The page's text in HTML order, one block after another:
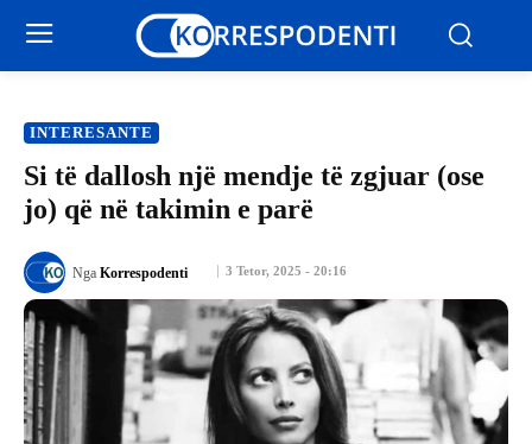
INTERESANTE
Si të dallosh një mendje të zgjuar (ose
jo) që në takimin e parë
3 Tetor, 2025 - 20:16
Nga Korrespodenti